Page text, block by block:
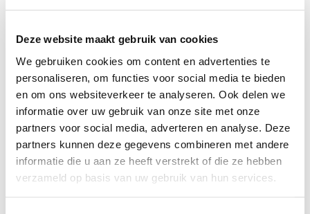
Deze website maakt gebruik van cookies
We gebruiken cookies om content en advertenties te
personaliseren, om functies voor social media te bieden
en om ons websiteverkeer te analyseren. Ook delen we
informatie over uw gebruik van onze site met onze
partners voor social media, adverteren en analyse. Deze
partners kunnen deze gegevens combineren met andere
informatie die u aan ze heeft verstrekt of die ze hebben
verzameld op basis van uw gebruik van hun services.
Lees meer over de samenwerking
in het buitengebied (SSiB)
Afval